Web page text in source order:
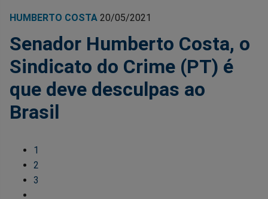
HUMBERTO COSTA 20/05/2021
Senador Humberto Costa, o
Sindicato do Crime (PT) é
que deve desculpas ao
Brasil
1
2
3